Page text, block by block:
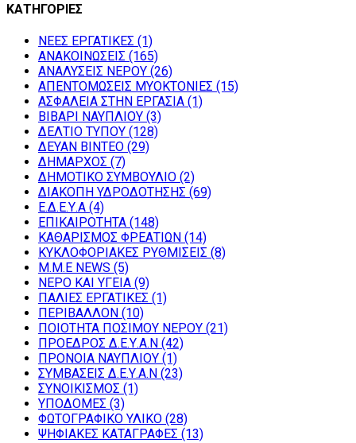
ΚΑΤΗΓΟΡΙΕΣ
NEEΣ ΕΡΓΑΤΙΚΕΣ (1)
ΑΝΑΚΟΙΝΩΣΕΙΣ (165)
ΑΝΑΛΥΣΕΙΣ ΝΕΡΟΥ (26)
ΑΠΕΝΤΟΜΩΣΕΙΣ ΜΥΟΚΤΟΝΙΕΣ (15)
ΑΣΦΑΛΕΙΑ ΣΤΗΝ ΕΡΓΑΣΙΑ (1)
ΒΙΒΑΡΙ ΝΑΥΠΛΙΟΥ (3)
ΔΕΛΤΙΟ ΤΥΠΟΥ (128)
ΔΕΥΑΝ ΒΙΝΤΕΟ (29)
ΔΗΜΑΡΧΟΣ (7)
ΔΗΜΟΤΙΚΟ ΣΥΜΒΟΥΛΙΟ (2)
ΔΙΑΚΟΠΗ ΥΔΡΟΔΟΤΗΣΗΣ (69)
Ε.Δ.Ε.Υ.Α (4)
ΕΠΙΚΑΙΡΟΤΗΤΑ (148)
ΚΑΘΑΡΙΣΜΟΣ ΦΡΕΑΤΙΩΝ (14)
ΚΥΚΛΟΦΟΡΙΑΚΕΣ ΡΥΘΜΙΣΕΙΣ (8)
Μ.Μ.Ε NEWS (5)
ΝΕΡΟ ΚΑΙ ΥΓΕΙΑ (9)
ΠΑΛΙΕΣ ΕΡΓΑΤΙΚΕΣ (1)
ΠΕΡΙΒΑΛΛΟΝ (10)
ΠΟΙΟΤΗΤΑ ΠΟΣΙΜΟΥ ΝΕΡΟΥ (21)
ΠΡΟΕΔΡΟΣ Δ.Ε.Υ.Α.Ν (42)
ΠΡΟΝΟΙΑ ΝΑΥΠΛΙΟΥ (1)
ΣΥΜΒΑΣΕΙΣ Δ.Ε.Υ.Α.Ν (23)
ΣΥΝΟΙΚΙΣΜΟΣ (1)
ΥΠΟΔΟΜΕΣ (3)
ΦΩΤΟΓΡΑΦΙΚΟ ΥΛΙΚΟ (28)
ΨΗΦΙΑΚΕΣ ΚΑΤΑΓΡΑΦΕΣ (13)